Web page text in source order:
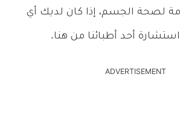
لصحة الجسم، إذا كان لديك أي
أحد أطبائنا من هنا.
ADVERTISEMENT